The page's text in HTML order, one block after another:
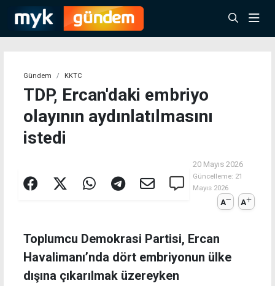
Gündem KKTC
TDP, Ercan'daki embriyo
olayının aydınlatılmasını
istedi
20 Mayıs 2026
Güncelleme: 21
Mayıs 2026
A A
Toplumcu Demokrasi Partisi, Ercan
Havalimanı’nda dört embriyonun ülke
dışına çıkarılmak üzereyken